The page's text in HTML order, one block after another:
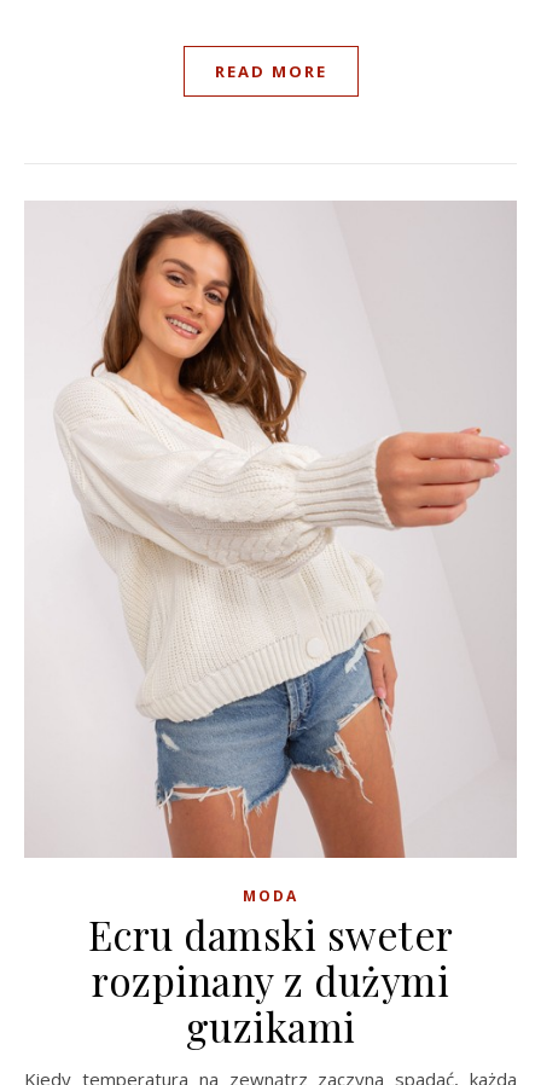
READ MORE
MODA
Ecru damski sweter
rozpinany z dużymi
guzikami
Kiedy temperatura na zewnątrz zaczyna spadać, każda